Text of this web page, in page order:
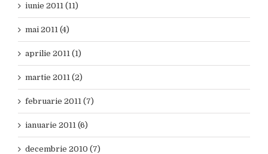
iunie 2011 (11)
mai 2011 (4)
aprilie 2011 (1)
martie 2011 (2)
februarie 2011 (7)
ianuarie 2011 (6)
decembrie 2010 (7)